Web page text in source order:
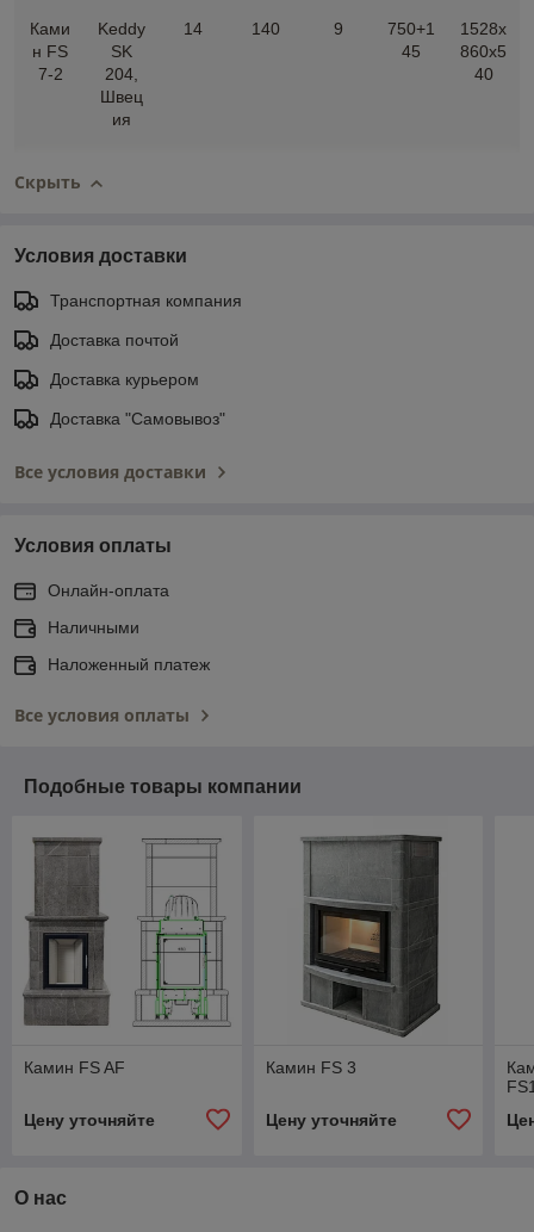
Ками
н FS
7-2
Keddy
SK
204,
Швец
ия
14 140 9
750+1
45
1528х
860х5
40
Скрыть
Условия доставки
Транспортная компания
Доставка почтой
Доставка курьером
Доставка "Самовывоз"
Все условия доставки
Условия оплаты
Онлайн-оплата
Наличными
Наложенный платеж
Все условия оплаты
Подобные товары компании
Камин FS AF
Цену уточняйте
Камин FS 3
Цену уточняйте
О нас